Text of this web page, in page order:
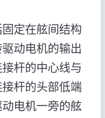
定在舷间结构
动电机的输出
杆的中心线与
杆的头部低端
电机一旁的舷